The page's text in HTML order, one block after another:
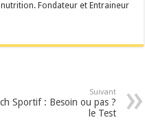
Fondateur et Entraineur
Suivant
Sportif : Besoin ou pas ?
le Test